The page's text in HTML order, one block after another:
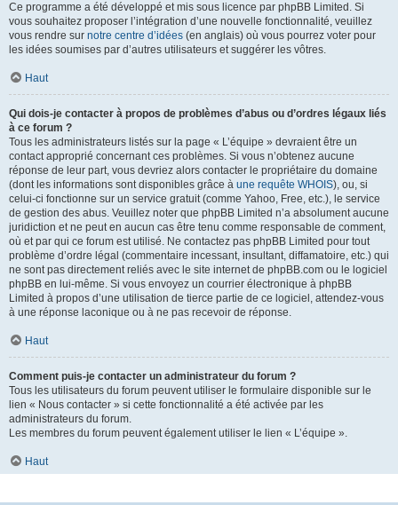
Ce programme a été développé et mis sous licence par phpBB Limited. Si
vous souhaitez proposer l’intégration d’une nouvelle fonctionnalité, veuillez
vous rendre sur notre centre d’idées (en anglais) où vous pourrez voter pour
les idées soumises par d’autres utilisateurs et suggérer les vôtres.
Haut
Qui dois-je contacter à propos de problèmes d’abus ou d’ordres légaux liés
à ce forum ?
Tous les administrateurs listés sur la page « L’équipe » devraient être un
contact approprié concernant ces problèmes. Si vous n’obtenez aucune
réponse de leur part, vous devriez alors contacter le propriétaire du domaine
(dont les informations sont disponibles grâce à une requête WHOIS), ou, si
celui-ci fonctionne sur un service gratuit (comme Yahoo, Free, etc.), le service
de gestion des abus. Veuillez noter que phpBB Limited n’a absolument aucune
juridiction et ne peut en aucun cas être tenu comme responsable de comment,
où et par qui ce forum est utilisé. Ne contactez pas phpBB Limited pour tout
problème d’ordre légal (commentaire incessant, insultant, diffamatoire, etc.) qui
ne sont pas directement reliés avec le site internet de phpBB.com ou le logiciel
phpBB en lui-même. Si vous envoyez un courrier électronique à phpBB
Limited à propos d’une utilisation de tierce partie de ce logiciel, attendez-vous
à une réponse laconique ou à ne pas recevoir de réponse.
Haut
Comment puis-je contacter un administrateur du forum ?
Tous les utilisateurs du forum peuvent utiliser le formulaire disponible sur le
lien « Nous contacter » si cette fonctionnalité a été activée par les
administrateurs du forum.
Les membres du forum peuvent également utiliser le lien « L’équipe ».
Haut